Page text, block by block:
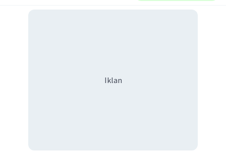
Iklan